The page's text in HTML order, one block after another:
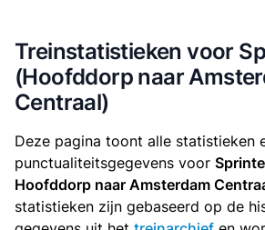
Treinstatistieken voor
(Hoofddorp naar
Centraal)
Deze pagina toont alle statistieken
punctualiteitsgegevens voor
Hoofddorp naar Amsterdam
statistieken zijn gebaseerd op de